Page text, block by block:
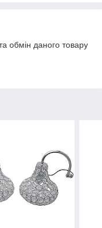
обмін даного товару